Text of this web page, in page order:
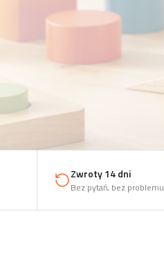
Zwroty 14 dni
Bez pytań, bez problemu